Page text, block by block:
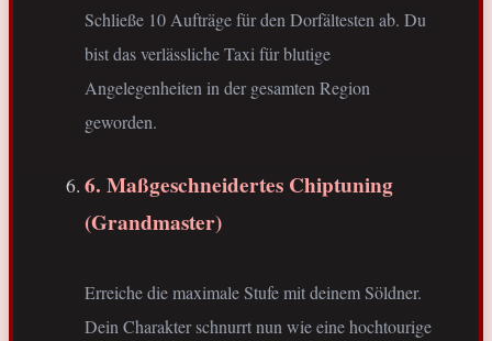
Schließe 10 Aufträge für den Dorfältesten ab. Du
bist das verlässliche Taxi für blutige
Angelegenheiten in der gesamten Region
geworden.
6. Maßgeschneidertes Chiptuning
(Grandmaster)
Erreiche die maximale Stufe mit deinem Söldner.
Dein Charakter schnurrt nun wie eine hochtourige